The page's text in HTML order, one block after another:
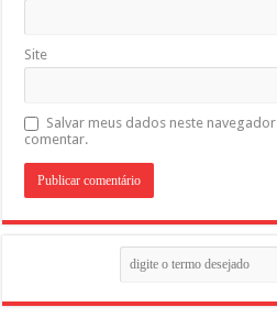
Site
Salvar meus dados neste
comentar.